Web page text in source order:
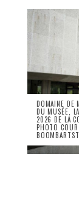
DOMAINE DE
DU MUSÉE,
2026 DE LA
PHOTO